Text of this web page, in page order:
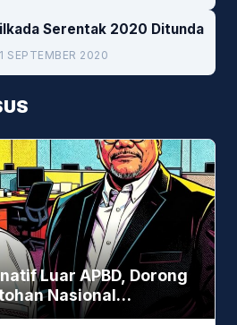
Serentak 2020 Ditunda
SEPTEMBER 2020
Luar APBD, Dorong
Nasional